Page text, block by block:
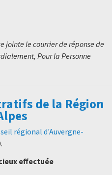
jointe le courrier de réponse de
Pour la Personne
de la Région
régional d'Auvergne-
.
effectuée